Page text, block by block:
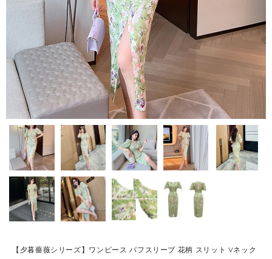
【夕暮薔薇シリーズ】ワンピース パフスリーブ 花柄 スリット Vネック